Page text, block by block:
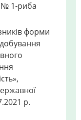
№ 1-риба
форми
р.